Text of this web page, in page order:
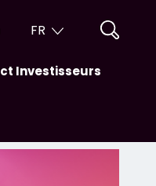
FR
Investisseurs